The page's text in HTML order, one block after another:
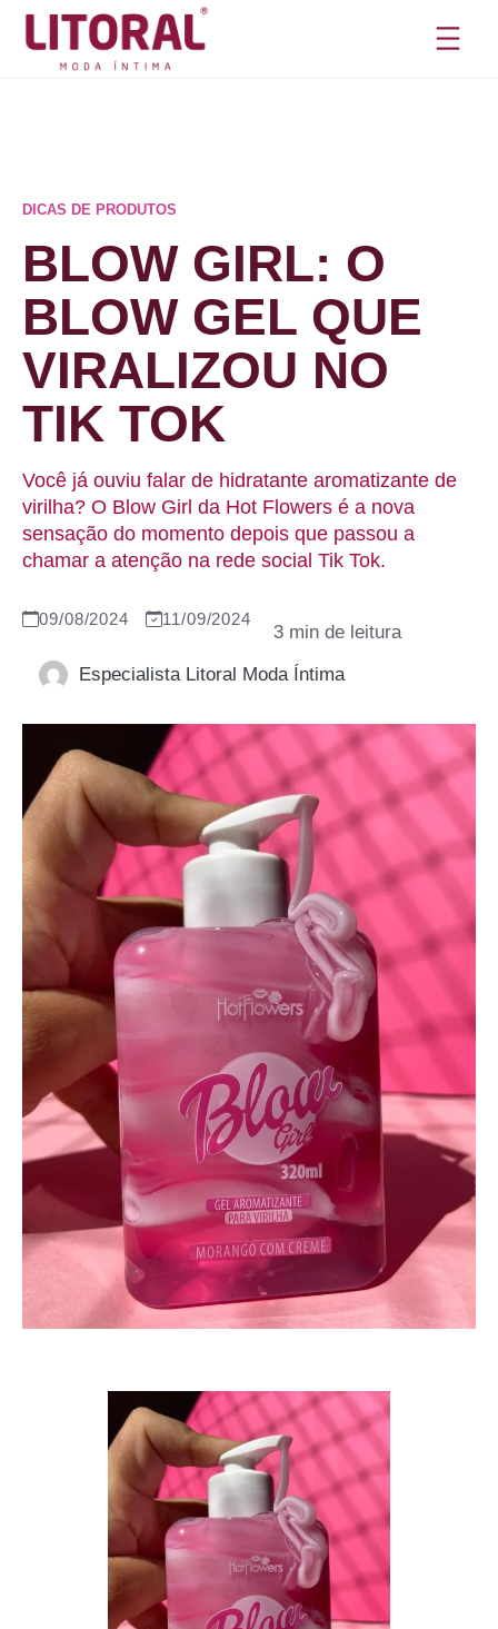
Pular
DICAS DE PRODUTOS
BLOW GIRL: O
BLOW GEL QUE
VIRALIZOU NO
TIK TOK
Você já ouviu falar de hidratante aromatizante de
virilha? O Blow Girl da Hot Flowers é a nova
sensação do momento depois que passou a
chamar a atenção na rede social Tik Tok.
09/08/2024 11/09/2024
Especialista Litoral Moda Íntima